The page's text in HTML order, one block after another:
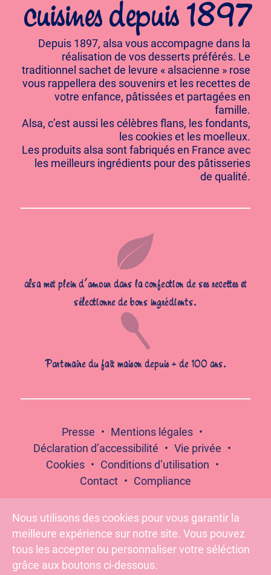
alsa met plein d’amour dans la confection de ses recettes et
sélectionne de bons ingrédients.
Partenaire du fait maison depuis + de 100 ans.
cuisines depuis 1897
Depuis 1897, alsa vous accompagne dans la
réalisation de vos desserts préférés. Le
traditionnel sachet de levure « alsacienne » rose
vous rappellera des souvenirs et les recettes de
votre enfance, pâtissées et partagées en
famille.
Alsa, c’est aussi les célèbres flans, les fondants,
les cookies et les moelleux.
Les produits alsa sont fabriqués en France avec
les meilleurs ingrédients pour des pâtisseries
de qualité.
Presse
Mentions légales
Déclaration d’accessibilité
Vie privée
Cookies
Conditions d’utilisation
Contact
Compliance
Suivez-nous :
Nous utilisons des cookies pour vous garantir la
meilleure expérience sur notre site. Vous pouvez
tous les accepter ou personnaliser votre séléction
grâce aux boutons ci-dessous.